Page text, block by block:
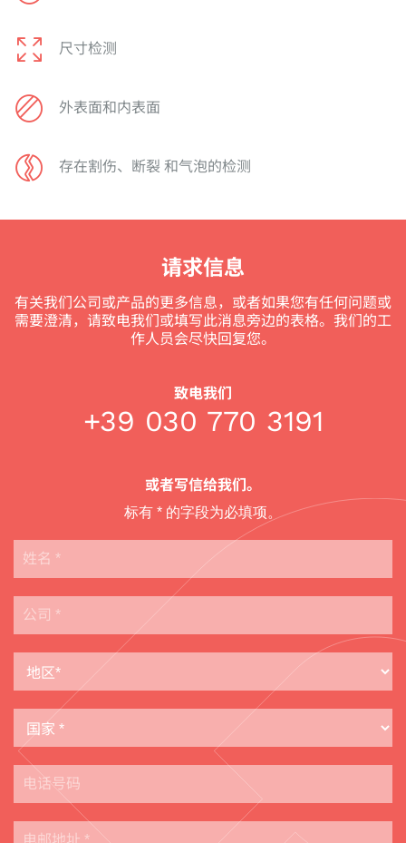
尺寸检测
外表面和内表面
存在割伤、断裂 和气泡的检测
请求信息
有关我们公司或产品的更多信息，或者如果您有任何问题或
需要澄清，请致电我们或填写此消息旁边的表格。我们的工
作人员会尽快回复您。
致电我们
+39 030 770 3191
或者写信给我们。
标有 * 的字段为必填项。